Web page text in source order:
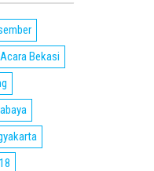
Bekasi